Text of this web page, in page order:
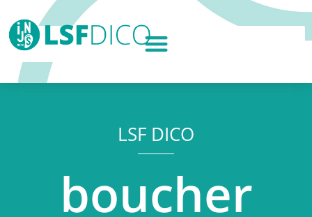
LSF DICO
boucher